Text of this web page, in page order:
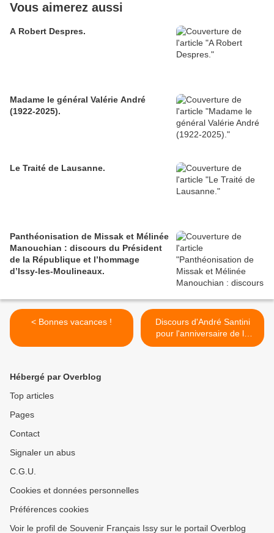
Vous aimerez aussi
A Robert Despres.
Madame le général Valérie André
(1922-2025).
Le Traité de Lausanne.
Panthéonisation de Missak et Mélinée
Manouchian : discours du Président
de la République et l’hommage
d’Issy-les-Moulineaux.
< Bonnes vacances !
Discours d'André Santini
pour l'anniversaire de la
Libération d'Issy. >
Hébergé par Overblog
Top articles
Pages
Contact
Signaler un abus
C.G.U.
Cookies et données personnelles
Préférences cookies
Voir le profil de Souvenir Français Issy sur le portail Overblog